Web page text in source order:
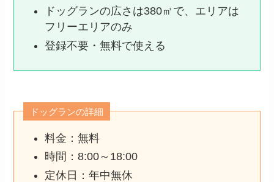
ドッグランの広さは380㎡で、エリアは
フリーエリアのみ
登録不要・無料で使える
ドッグランの詳細
料金：無料
時間：8:00～18:00
定休日：年中無休